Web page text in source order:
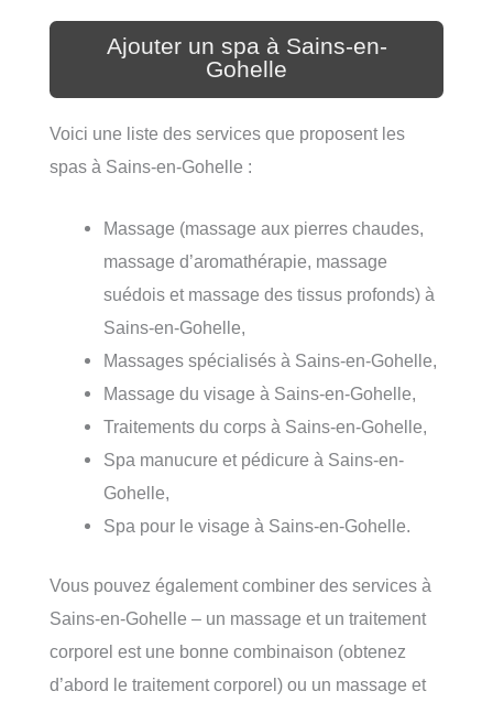
Ajouter un spa à Sains-en-
Gohelle
Voici une liste des services que proposent les
spas à Sains-en-Gohelle :
Massage (massage aux pierres chaudes,
massage d’aromathérapie, massage
suédois et massage des tissus profonds) à
Sains-en-Gohelle,
Massages spécialisés à Sains-en-Gohelle,
Massage du visage à Sains-en-Gohelle,
Traitements du corps à Sains-en-Gohelle,
Spa manucure et pédicure à Sains-en-
Gohelle,
Spa pour le visage à Sains-en-Gohelle.
Vous pouvez également combiner des services à
Sains-en-Gohelle – un massage et un traitement
corporel est une bonne combinaison (obtenez
d’abord le traitement corporel) ou un massage et